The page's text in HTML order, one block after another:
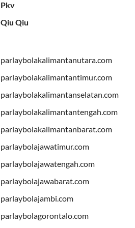
Pkv
Qiu Qiu
parlaybolakalimantanutara.com
parlaybolakalimantantimur.com
parlaybolakalimantanselatan.com
parlaybolakalimantantengah.com
parlaybolakalimantanbarat.com
parlaybolajawatimur.com
parlaybolajawatengah.com
parlaybolajawabarat.com
parlaybolajambi.com
parlaybolagorontalo.com